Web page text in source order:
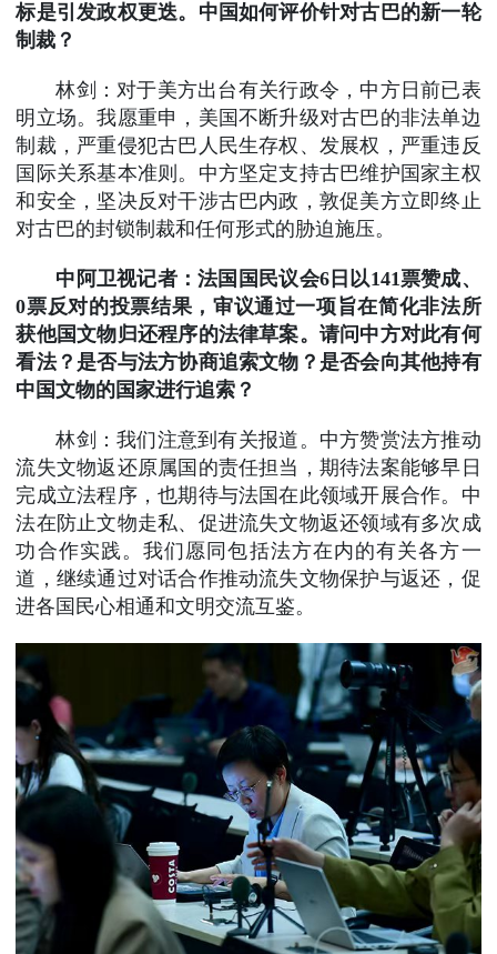
标是引发政权更迭。中国如何评价针对古巴的新一轮
制裁？
林剑：对于美方出台有关行政令，中方日前已表
明立场。我愿重申，美国不断升级对古巴的非法单边
制裁，严重侵犯古巴人民生存权、发展权，严重违反
国际关系基本准则。中方坚定支持古巴维护国家主权
和安全，坚决反对干涉古巴内政，敦促美方立即终止
对古巴的封锁制裁和任何形式的胁迫施压。
中阿卫视记者：法国国民议会6日以141票赞成、
0票反对的投票结果，审议通过一项旨在简化非法所
获他国文物归还程序的法律草案。请问中方对此有何
看法？是否与法方协商追索文物？是否会向其他持有
中国文物的国家进行追索？
林剑：我们注意到有关报道。中方赞赏法方推动
流失文物返还原属国的责任担当，期待法案能够早日
完成立法程序，也期待与法国在此领域开展合作。中
法在防止文物走私、促进流失文物返还领域有多次成
功合作实践。我们愿同包括法方在内的有关各方一
道，继续通过对话合作推动流失文物保护与返还，促
进各国民心相通和文明交流互鉴。